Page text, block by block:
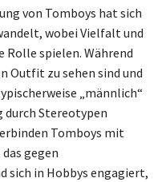
von Tomboys hat sich
wobei Vielfalt und
spielen. Während
Outfit zu sehen sind und
„männlich“
Stereotypen
Tomboys mit
gegen
sich in Hobbys engagiert,